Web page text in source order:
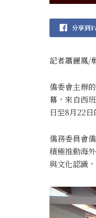
分享到
記者蕭麗鳳/
僑委會主辦
幕，來自西
日至8月22
僑務委員會
積極推動海
與文化認識